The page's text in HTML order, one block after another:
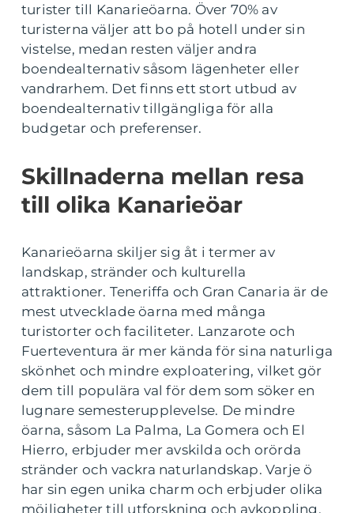
turister till Kanarieöarna. Över 70% av
turisterna väljer att bo på hotell under sin
vistelse, medan resten väljer andra
boendealternativ såsom lägenheter eller
vandrarhem. Det finns ett stort utbud av
boendealternativ tillgängliga för alla
budgetar och preferenser.
Skillnaderna mellan resa
till olika Kanarieöar
Kanarieöarna skiljer sig åt i termer av
landskap, stränder och kulturella
attraktioner. Teneriffa och Gran Canaria är de
mest utvecklade öarna med många
turistorter och faciliteter. Lanzarote och
Fuerteventura är mer kända för sina naturliga
skönhet och mindre exploatering, vilket gör
dem till populära val för dem som söker en
lugnare semesterupplevelse. De mindre
öarna, såsom La Palma, La Gomera och El
Hierro, erbjuder mer avskilda och orörda
stränder och vackra naturlandskap. Varje ö
har sin egen unika charm och erbjuder olika
möjligheter till utforskning och avkoppling.